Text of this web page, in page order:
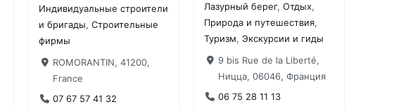
Лазурный берег,Отдых,
Природа и путешествия,
Туризм,Экскурсии и гиды
9 bis Rue de la Liberté,
Ницца, 06046, Франция
06 75 28 11 13
Индивидуальные строители
и бригады,Строительные
фирмы
ROMORANTIN, 41200,
France
07 67 57 41 32